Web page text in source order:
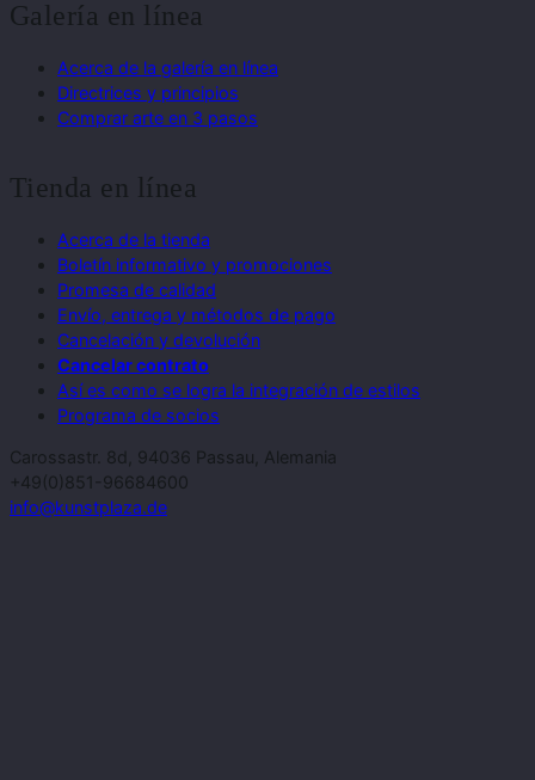
Galería en línea
Acerca de la galería en línea
Directrices y principios
Comprar arte en 3 pasos
Tienda en línea
Acerca de la tienda
Boletín informativo y promociones
Promesa de calidad
Envío, entrega y métodos de pago
Cancelación y devolución
Cancelar contrato
Así es como se logra la integración de estilos
Programa de socios
Carossastr. 8d, 94036 Passau, Alemania
+49(0)851-96684600
info@kunstplaza.de